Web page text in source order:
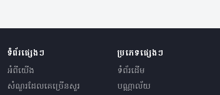
ទំព័រផ្សេងៗ
អំពីយើង
សំណួរ​ដែលគេ​ច្រើន​សួរ
ប្រភេទផ្សេងៗ
ទំព័រដើម
បណ្ណាល័យ